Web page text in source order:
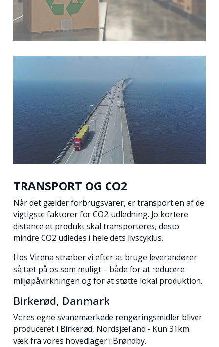
TRANSPORT OG CO2
Når det gælder forbrugsvarer, er transport en af de
vigtigste faktorer for CO2-udledning. Jo kortere
distance et produkt skal transporteres, desto
mindre CO2 udledes i hele dets livscyklus.
Hos Virena stræber vi efter at bruge leverandører
så tæt på os som muligt – både for at reducere
miljøpåvirkningen og for at støtte lokal produktion.
Birkerød, Danmark
Vores egne svanemærkede rengøringsmidler bliver
produceret i Birkerød, Nordsjælland - Kun 31km
væk fra vores hovedlager i Brøndby.